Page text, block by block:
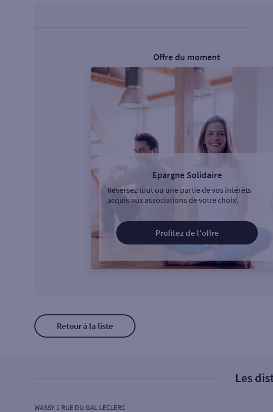
Offre du moment
Epargne Solidaire
Reversez tout ou une partie de vos intérêts
acquis aux associations de votre choix.
Profitez de l'offre
Retour à la liste
Les
WASSY 1 RUE DU GAL LECLERC